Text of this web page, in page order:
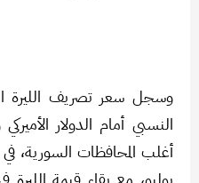
وسجل سعر تصريف الليرة
النسبي أمام الدولار
أغلب المحافظات السورية،